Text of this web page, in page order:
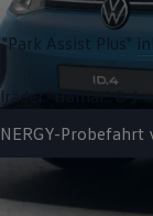
Assist Plus"
"Hamar" 8 J
Probefahrt